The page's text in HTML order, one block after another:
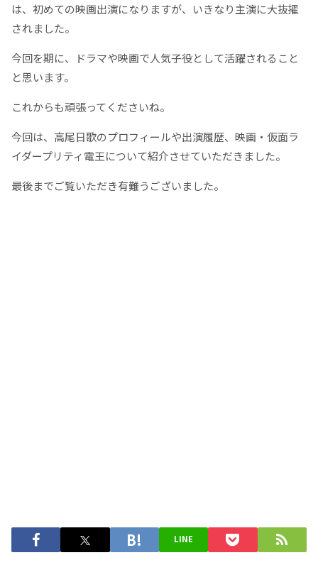
は、初めての映画出演になりますが、いきなり主演に大抜擢
されました。
今回を期に、ドラマや映画で人気子役として活躍されること
と思います。
これからも頑張ってくださいね。
今回は、高尾日歌のプロフィールや出演履歴、映画・仮面ラ
イダープリティ電王について紹介させていただきました。
最後までご覧いただき有難うございました。
LINE